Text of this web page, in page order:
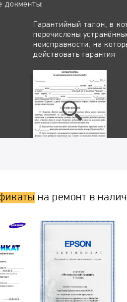
докменты:
Гарантийный талон, в
перечислены
неисправности, на
действовать гарантия
на ремонт в